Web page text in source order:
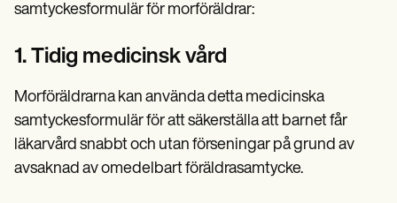
samtyckesformulär för morföräldrar:
1. Tidig medicinsk vård
Morföräldrarna kan använda detta medicinska
samtyckesformulär för att säkerställa att barnet får
läkarvård snabbt och utan förseningar på grund av
avsaknad av omedelbart föräldrasamtycke.